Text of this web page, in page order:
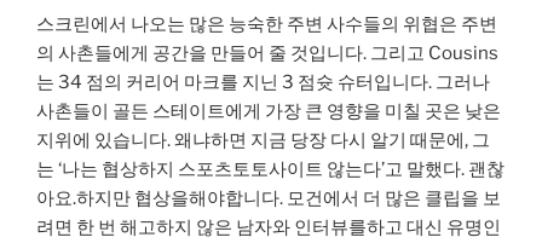
스크린에서 나오는 많은 능숙한 주변 사수들의 위협은 주변
의 사촌들에게 공간을 만들어 줄 것입니다. 그리고 Cousins
는 34 점의 커리어 마크를 지닌 3 점슛 슈터입니다. 그러나
사촌들이 골든 스테이트에게 가장 큰 영향을 미칠 곳은 낮은
지위에 있습니다. 왜냐하면 지금 당장 다시 알기 때문에, 그
는 ‘나는 협상하지 스포츠토토사이트 않는다’고 말했다. 괜찮
아요.하지만 협상을해야합니다. 모건에서 더 많은 클립을 보
려면 한 번 해고하지 않은 남자와 인터뷰를하고 대신 유명인